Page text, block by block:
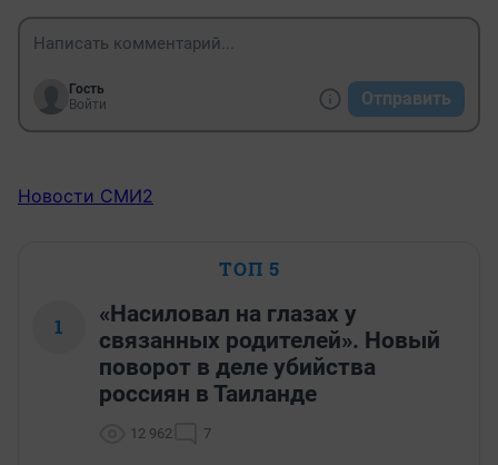
Гость
Войти
Отправить
Новости СМИ2
ТОП 5
1
«Насиловал на глазах у
связанных родителей». Новый
поворот в деле убийства
россиян в Таиланде
12 962 7